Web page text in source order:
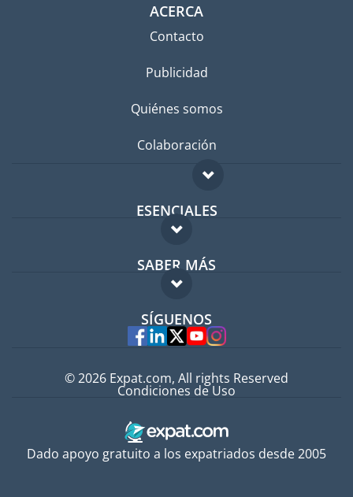
ACERCA
Contacto
Publicidad
Quiénes somos
Colaboración
ESENCIALES
Foro para expatriados
Guía para expatriados
Trabajos en el extranjero
SABER MÁS
FAQ
Expertos
SÍGUENOS
Dado apoyo gratuito a los expatriados desde 2005
© 2026 Expat.com, All rights Reserved
Condiciones de Uso